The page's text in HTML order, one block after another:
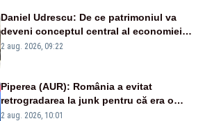
Daniel Udrescu: De ce patrimoniul va
deveni conceptul central al economiei
viitoare?
2 aug. 2026, 09:22
Piperea (AUR): România a evitat
retrogradarea la junk pentru că era o
catastrofă pentru bănci și fondurile de
2 aug. 2026, 10:01